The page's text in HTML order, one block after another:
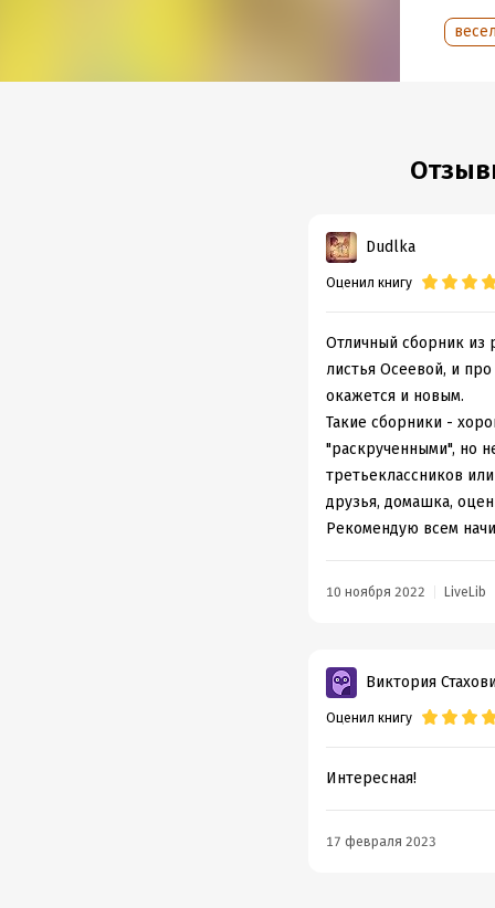
Dudlka
Оценил книгу
Отличный сборник из
листья Осеевой, и
окажется и новым.
Такие сборники -
"раскрученными", но
третьеклассников
друзья, домашка,
Рекомендую всем
10 ноября 2022 LiveLib
Виктория
Оценил книгу
Интересная!
17 февраля 2023